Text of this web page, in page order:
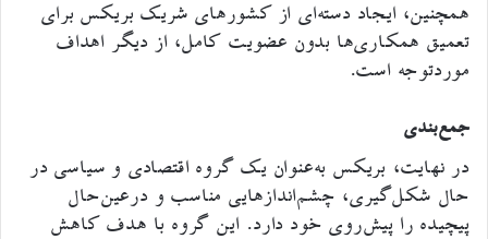
همچنین، ایجاد دسته‌ای از کشورهای شریک بریکس برای
تعمیق همکاری‌ها بدون عضویت کامل، از دیگر اهداف
موردتوجه است.
جمع‌بندی
در نهایت، بریکس به‌عنوان یک گروه اقتصادی و سیاسی در
حال شکل‌گیری، چشم‌اندازهایی مناسب و درعین‌حال
پیچیده را پیشِ‌روی خود دارد. این گروه با هدف کاهش